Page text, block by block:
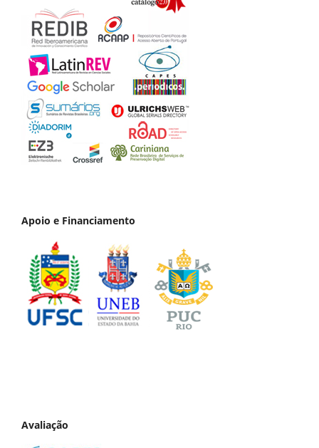
Apoio e Financiamento
Avaliação